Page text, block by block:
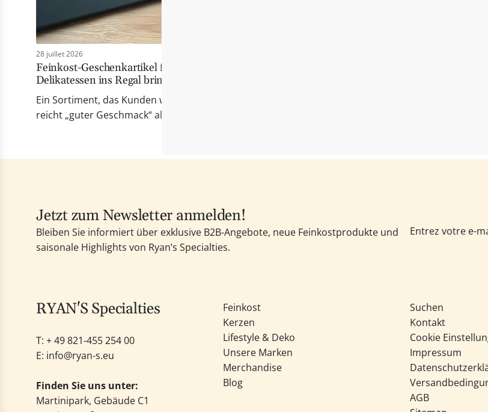
28 juillet 2026
Feinkost-Geschenkartikel für Händler: Wie Easton Reed moderne Premium-
Delikatessen ins Regal bringt
Ein Sortiment, das Kunden wirklich berührt Erfolgreiche Händler wissen: Heute
reicht „guter Geschmack“ allein nicht mehr. Die Produkte müssen im...
Easton Reed
Im Herbst
anders ein: Sie
Jetzt zum Newsletter anmelden!
Bleiben Sie informiert über exklusive B2B-Angebote, neue Feinkostprodukte und
saisonale Highlights von Ryan’s Specialties.
RYAN'S Specialties
T: +49 821-455 254 00
E: info@ryan-s.eu
Finden Sie uns unter:
Martinipark, Gebäude C1
Feinkost
Kerzen
Lifestyle & Deko
Unsere Marken
Merchandise
Blog
Suchen
Kontakt
Cookie
Impressum
AGB